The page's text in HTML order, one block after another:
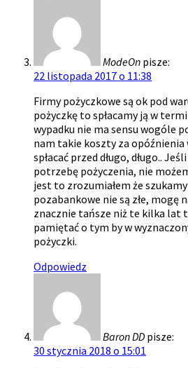
ModeOn pisze:
22 listopada 2017 o 11:38
Firmy pożyczkowe są ok pod
pożyczkę to spłacamy ją w
wypadku nie ma sensu wogóle
nam takie koszty za opóźnienia
spłacać przed długo, długo..
potrzebę pożyczenia, nie
jest to zrozumiałem że
pozabankowe nie są złe, mogę
znacznie tańsze niż te kilka lat
pamiętać o tym by w
pożyczki.
Odpowiedz
Baron DD pisze:
30 stycznia 2018 o 15:01